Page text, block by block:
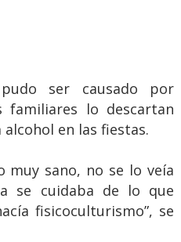
ser causado por
familiares lo descartan
en las fiestas.
muy sano, no se lo veía
se cuidaba de lo que
fisicoculturismo”, se